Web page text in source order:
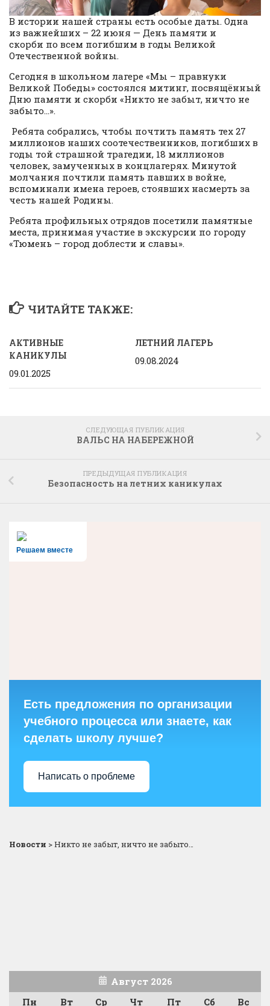
В истории нашей страны есть особые даты. Одна
из важнейших – 22 июня — День памяти и
скорби по всем погибшим в годы Великой
Отечественной войны.
Сегодня в школьном лагере «Мы – правнуки
Великой Победы» состоялся митинг, посвящённый
Дню памяти и скорби «Никто не забыт, ничто не
забыто…».
Ребята собрались, чтобы почтить память тех 27
миллионов наших соотечественников, погибших в
годы той страшной трагедии, 18 миллионов
человек, замученных в концлагерях. Минутой
молчания почтили память павших в войне,
вспоминали имена героев, стоявших насмерть за
честь нашей Родины.
Ребята профильных отрядов посетили памятные
места, принимая участие в экскурсии по городу
«Тюмень – город доблести и славы».
ЧИТАЙТЕ ТАКЖЕ:
АКТИВНЫЕ
КАНИКУЛЫ
09.01.2025
ЛЕТНИЙ ЛАГЕРЬ
09.08.2024
СЛЕДУЮЩАЯ ПУБЛИКАЦИЯ
ВАЛЬС НА НАБЕРЕЖНОЙ
ПРЕДЫДУЩАЯ ПУБЛИКАЦИЯ
Безопасность на летних каникулах
Решаем вместе
Есть предложения по организации
учебного процесса или знаете, как
сделать школу лучше?
Написать о проблеме
Новости >Никто не забыт, ничто не забыто…
Август 2026
Пн
Вт Ср Чт Пт Сб Вс